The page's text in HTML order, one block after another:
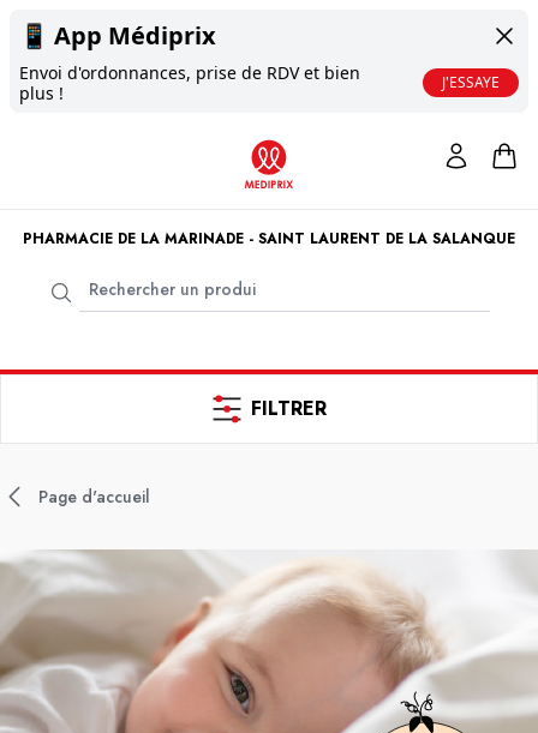
📱 App Médiprix
Envoi d'ordonnances, prise de RDV et bien
plus !
J'ESSAYE
PHARMACIE DE LA MARINADE - SAINT LAURENT DE LA SALANQUE
FILTRER
Page d'accueil